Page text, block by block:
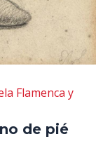
Flamenca y
de pié